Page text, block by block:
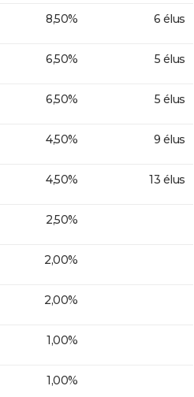
8,50% 6 élus
6,50% 5 élus
6,50% 5 élus
4,50% 9 élus
4,50% 13 élus
2,50%
2,00%
2,00%
1,00%
1,00%